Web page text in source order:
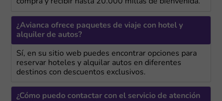
compra y recibir hasta 20.000 millas de bienvenida.
¿Avianca ofrece paquetes de viaje con hotel y
alquiler de autos?
Sí, en su sitio web puedes encontrar opciones para
reservar hoteles y alquilar autos en diferentes
destinos con descuentos exclusivos.
¿Cómo puedo contactar con el servicio de atención